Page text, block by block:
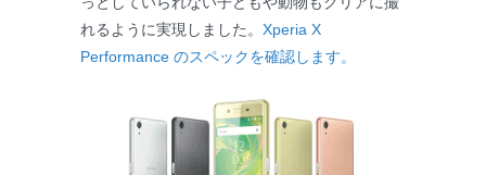
れるように実現しました。 Xperia X
Performance のスペックを確認します。